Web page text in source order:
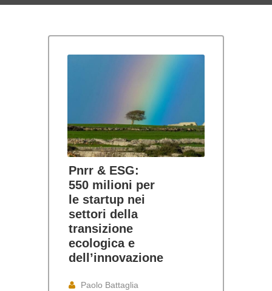
Pnrr & ESG:
550 milioni per
le startup nei
settori della
transizione
ecologica e
dell’innovazione
Paolo Battaglia